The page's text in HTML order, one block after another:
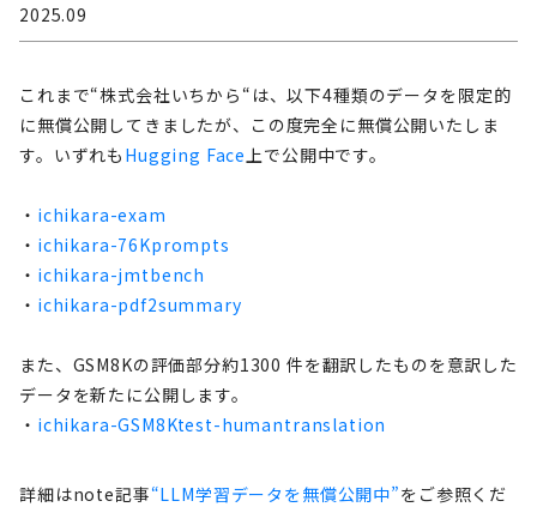
2025.09
これまで“株式会社いちから“は、以下4種類のデータを限定的
に無償公開してきましたが、この度完全に無償公開いたしま
す。いずれも Hugging Face 上で公開中です。
・ ichikara-exam
・ ichikara-76Kprompts
・ ichikara-jmtbench
・ ichikara-pdf2summary
また、GSM8Kの評価部分約1300 件を翻訳したものを意訳した
データを新たに公開します。
・ ichikara-GSM8Ktest-humantranslation
詳細はnote記事“LLM学習データを無償公開中”をご参照くだ